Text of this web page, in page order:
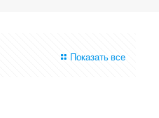
Показать все